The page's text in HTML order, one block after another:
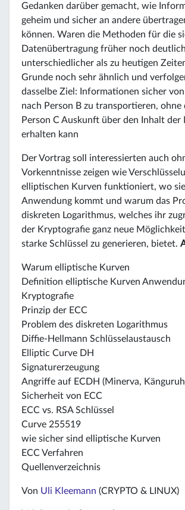
Gedanken darüber gemacht, wie
geheim und sicher an andere
können. Waren die Methoden für die
Datenübertragung früher noch deutlich
unterschiedlicher als zu heutigen
Grunde noch sehr ähnlich und
dasselbe Ziel: Informationen sicher
nach Person B zu transportieren, ohne
Person C Auskunft über den Inhalt
erhalten kann
Der Vortrag soll interessierten auch
Vorkenntnisse zeigen wie
elliptischen Kurven funktioniert, wo
Anwendung kommt und warum das
diskreten Logarithmus, welches ihr
der Kryptografie ganz neue
starke Schlüssel zu generieren, bietet.
Warum elliptische Kurven
Definition elliptische Kurven
Kryptografie
Prinzip der ECC
Problem des diskreten Logarithmus
Diffie-Hellmann Schlüsselaustausch
Elliptic Curve DH
Signaturerzeugung
Angriffe auf ECDH (Minerva,
Sicherheit von ECC
ECC vs. RSA Schlüssel
Curve 255519
wie sicher sind elliptische Kurven
ECC Verfahren
Quellenverzeichnis
Von Uli Kleemann (CRYPTO & LINUX)